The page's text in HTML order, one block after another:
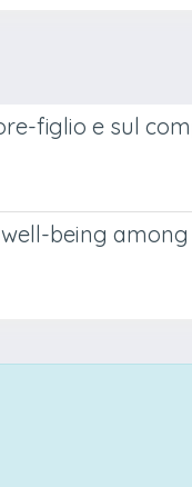
figlio e sul
being